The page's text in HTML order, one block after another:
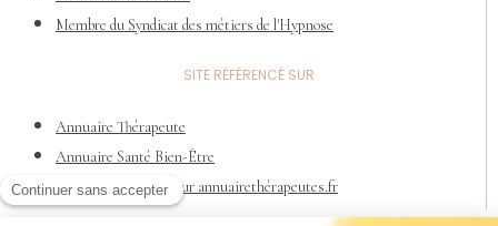
Membre du Syndicat des métiers de l'Hypnose
SITE RÉFÉRENCÉ SUR
Annuaire Thérapeute
Annuaire Santé Bien-Être
Thérapeute cértifié sur annuairethérapeutes.fr